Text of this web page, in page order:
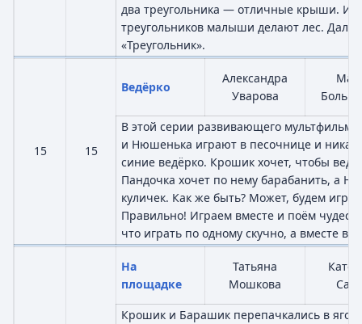
два треугольника — отличные крыши. Из
треугольников малыши делают лес.
«Треугольник».
15 15
Ведёрко
Александра
Уварова
В этой серии развивающего
и Нюшенька играют в песочнице и никак
синие ведёрко. Крошик хочет, чтобы
Пандочка хочет по нему барабанить, а
куличек. Как же быть? Может, будем
Правильно! Играем вместе и поём
что играть по одному скучно, а вместе
На
площадке
Татьяна
Мошкова
Крошик и Барашик перепачкались в